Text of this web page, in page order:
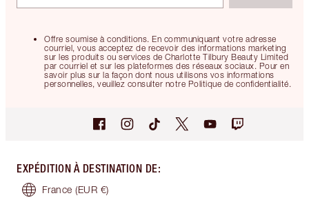
Offre soumise à conditions. En communiquant votre adresse
courriel, vous acceptez de recevoir des informations marketing
sur les produits ou services de Charlotte Tilbury Beauty Limited
par courriel et sur les plateformes des réseaux sociaux. Pour en
savoir plus sur la façon dont nous utilisons vos informations
personnelles, veuillez consulter notre Politique de confidentialité.
EXPÉDITION À DESTINATION DE:
France (EUR €)